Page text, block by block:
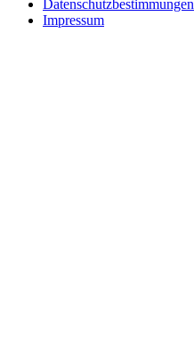
Datenschutzbestimmungen
Impressum